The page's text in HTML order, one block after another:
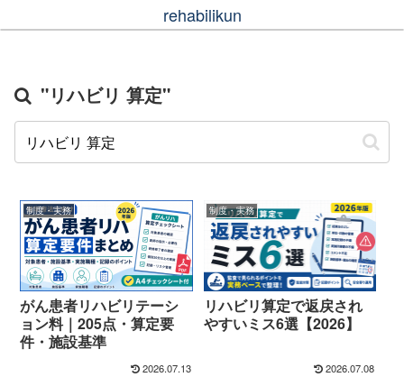
rehabilikun
"リハビリ 算定"
制度・実務
がん患者リハビリテーシ
ョン料｜205点・算定要
件・施設基準
2026.07.13
制度・実務
リハビリ算定で返戻され
やすいミス6選【2026】
2026.07.08